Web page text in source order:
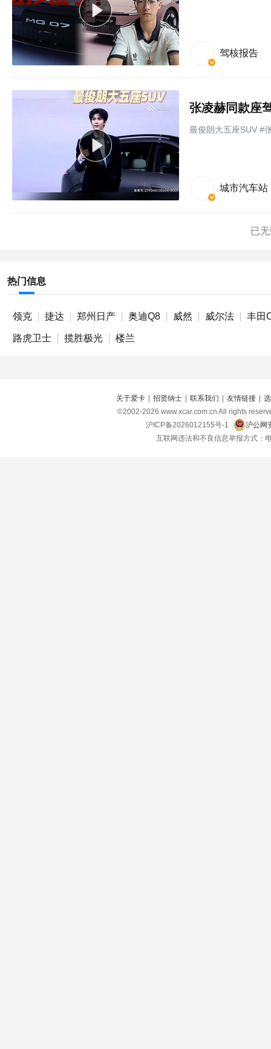
驾核报告
张凌赫同款座
最俊朗大五座SUV #
城市汽车站
已
热门信息
领克 捷达 郑州日产 奥迪Q8 威然 威尔法 丰田
路虎卫士 揽胜极光 楼兰
关于爱卡 | 招贤纳士 | 联系我们 | 友情链接 |
©2002-2026 www.xcar.com.cn All rights
沪ICP备2026012155号-1
沪公网
互联网违法和不良信息举报方式：